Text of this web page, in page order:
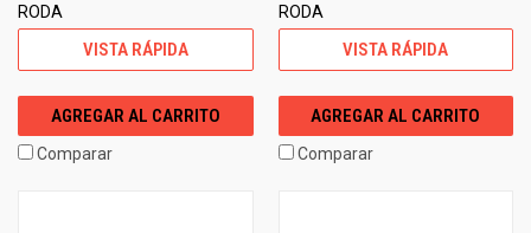
RODA
VISTA RÁPIDA
AGREGAR AL CARRITO
Comparar
RODA
VISTA RÁPIDA
AGREGAR AL CARRITO
Comparar